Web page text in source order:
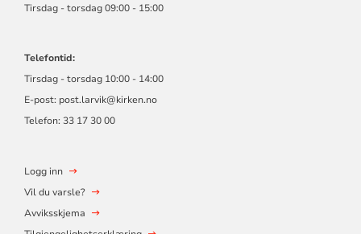
Tirsdag - torsdag 09:00 - 15:00
Telefontid:
Tirsdag - torsdag 10:00 - 14:00
E-post: post.larvik@kirken.no
Telefon: 33 17 30 00
Logg inn
Vil du varsle?
Avviksskjema